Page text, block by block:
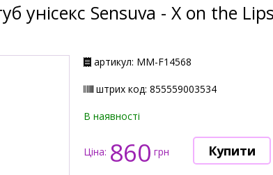
унісекс Sensuva - X on the
артикул: ММ-F14568
штрих код: 855559003534
В наявності
Ціна: 860 грн